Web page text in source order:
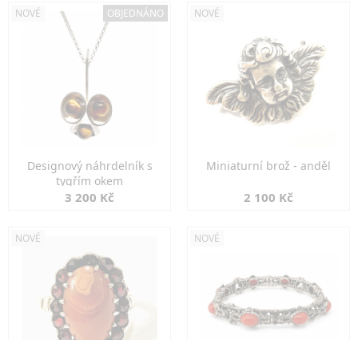
NOVÉ OBJEDNÁNO
Designový náhrdelník s
tygřím okem
3 200 Kč
NOVÉ
Miniaturní brož - anděl
2 100 Kč
NOVÉ NOVÉ